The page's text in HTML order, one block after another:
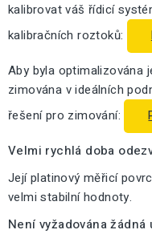
kalibrovat váš řídicí
kalibračních roztoků:
Aby byla optimalizována
zimována v ideálních
řešení pro zimování:
Velmi rychlá doba
Její platinový měřicí
velmi stabilní hodnoty.
Není vyžadována žádná